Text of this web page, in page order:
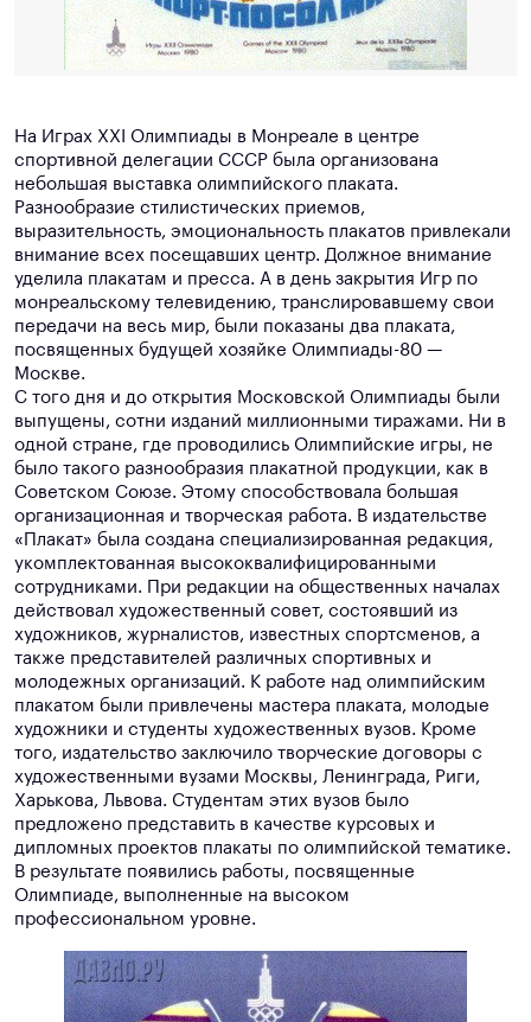
На Играх ХХI Олимпиады в Монреале в центре
спортивной делегации СССР была организована
небольшая выставка олимпийского плаката.
Разнообразие стилистических приемов,
выразительность, эмоциональность плакатов привлекали
внимание всех посещавших центр. Должное внимание
уделила плакатам и пресса. А в день закрытия Игр по
монреальскому телевидению, транслировавшему свои
передачи на весь мир, были показаны два плаката,
посвященных будущей хозяйке Олимпиады-80 —
Москве.
С того дня и до открытия Московской Олимпиады были
выпущены, сотни изданий миллионными тиражами. Ни в
одной стране, где проводились Олимпийские игры, не
было такого разнообразия плакатной продукции, как в
Советском Союзе. Этому способствовала большая
организационная и творческая работа. В издательстве
«Плакат» была создана специализированная редакция,
укомплектованная высококвалифицированными
сотрудниками. При редакции на общественных началах
действовал художественный совет, состоявший из
художников, журналистов, известных спортсменов, а
также представителей различных спортивных и
молодежных организаций. К работе над олимпийским
плакатом были привлечены мастера плаката, молодые
художники и студенты художественных вузов. Кроме
того, издательство заключило творческие договоры с
художественными вузами Москвы, Ленинграда, Риги,
Харькова, Львова. Студентам этих вузов было
предложено представить в качестве курсовых и
дипломных проектов плакаты по олимпийской тематике.
В результате появились работы, посвященные
Олимпиаде, выполненные на высоком
профессиональном уровне.